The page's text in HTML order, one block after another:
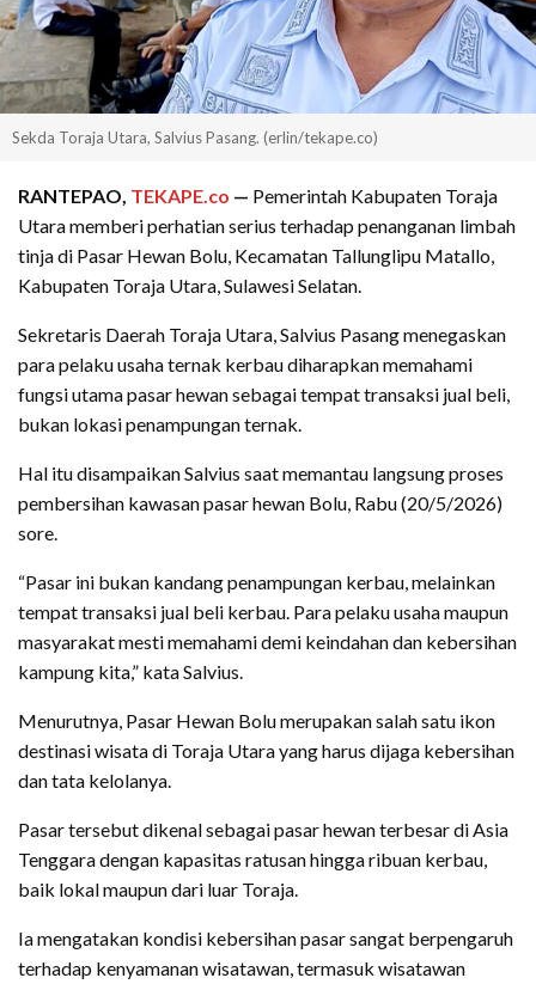
Sekda Toraja Utara, Salvius Pasang. (erlin/tekape.co)
RANTEPAO, TEKAPE.co — Pemerintah Kabupaten Toraja
Utara memberi perhatian serius terhadap penanganan limbah
tinja di Pasar Hewan Bolu, Kecamatan Tallunglipu Matallo,
Kabupaten Toraja Utara, Sulawesi Selatan.
Sekretaris Daerah Toraja Utara, Salvius Pasang menegaskan
para pelaku usaha ternak kerbau diharapkan memahami
fungsi utama pasar hewan sebagai tempat transaksi jual beli,
bukan lokasi penampungan ternak.
Hal itu disampaikan Salvius saat memantau langsung proses
pembersihan kawasan pasar hewan Bolu, Rabu (20/5/2026)
sore.
“Pasar ini bukan kandang penampungan kerbau, melainkan
tempat transaksi jual beli kerbau. Para pelaku usaha maupun
masyarakat mesti memahami demi keindahan dan kebersihan
kampung kita,” kata Salvius.
Menurutnya, Pasar Hewan Bolu merupakan salah satu ikon
destinasi wisata di Toraja Utara yang harus dijaga kebersihan
dan tata kelolanya.
Pasar tersebut dikenal sebagai pasar hewan terbesar di Asia
Tenggara dengan kapasitas ratusan hingga ribuan kerbau,
baik lokal maupun dari luar Toraja.
Ia mengatakan kondisi kebersihan pasar sangat berpengaruh
terhadap kenyamanan wisatawan, termasuk wisatawan